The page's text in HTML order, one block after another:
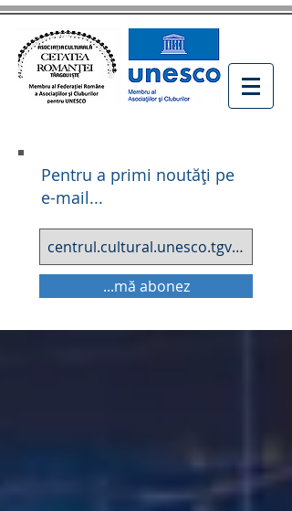
Pentru a primi noutăți pe
e-mail...
...mă abonez